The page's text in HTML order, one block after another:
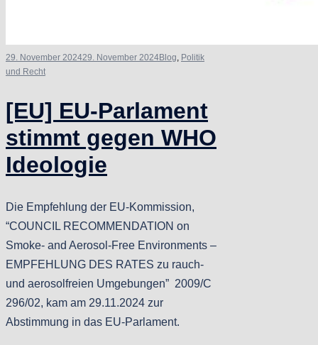
29. November 202429. November 2024Blog, Politik
und Recht
[EU] EU-Parlament
stimmt gegen WHO
Ideologie
Die Empfehlung der EU-Kommission,
“COUNCIL RECOMMENDATION on
Smoke- and Aerosol-Free Environments –
EMPFEHLUNG DES RATES zu rauch-
und aerosolfreien Umgebungen” 2009/C
296/02, kam am 29.11.2024 zur
Abstimmung in das EU-Parlament.